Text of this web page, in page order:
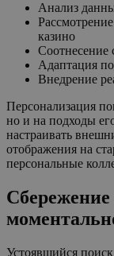
Анализ
казино
Соотнесение
Адаптация
Внедрение
Персонализация
но и на подходы
настраивать
отображения на
персональные
Устоявшийся